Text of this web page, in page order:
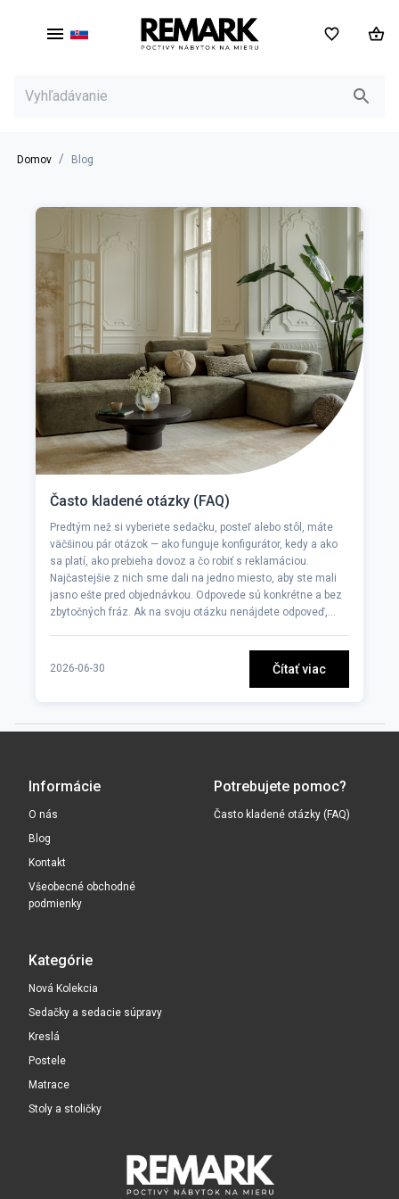
Domov / Blog
Často kladené otázky (FAQ)
Predtým než si vyberiete sedačku, posteľ alebo stôl, máte
väčšinou pár otázok — ako funguje konfigurátor, kedy a ako
sa platí, ako prebieha dovoz a čo robiť s reklamáciou.
Najčastejšie z nich sme dali na jedno miesto, aby ste mali
jasno ešte pred objednávkou. Odpovede sú konkrétne a bez
zbytočných fráz. Ak na svoju otázku nenájdete odpoveď,
2026-06-30
Čítať viac
Informácie
O nás
Blog
Kontakt
Všeobecné obchodné
podmienky
Potrebujete pomoc?
Často kladené otázky (FAQ)
Kategórie
Nová Kolekcia
Sedačky a sedacie súpravy
Kreslá
Postele
Matrace
Stoly a stoličky